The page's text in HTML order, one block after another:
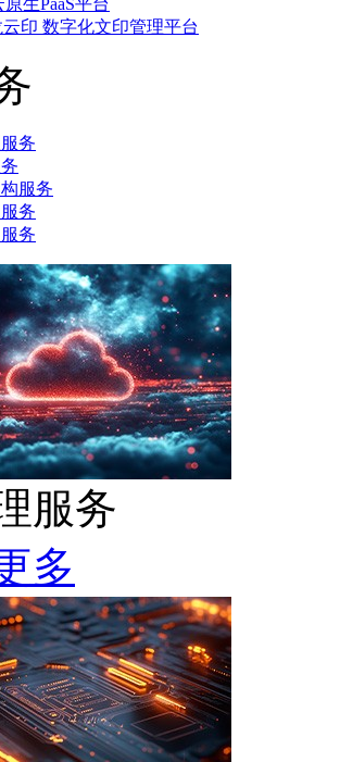
生PaaS平台
云印 数字化文印管理平台
务
服务
务
务
服务
多